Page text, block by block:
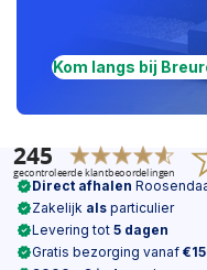
Kom langs bij
Direct afhalen
Zakelijk als particulier
Levering tot 5 dagen
Gratis bezorging vanaf